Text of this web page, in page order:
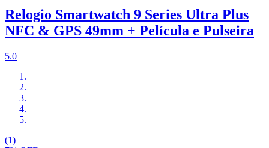
Relogio Smartwatch 9 Series Ultra Plus
NFC & GPS 49mm + Película e Pulseira
5.0
(1)